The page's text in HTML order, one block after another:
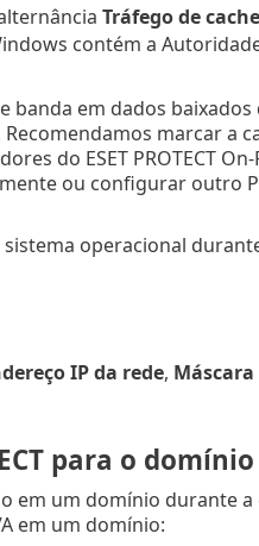
Tráfego de
contém a
banda em dados
marcar a
do ESET PROTECT
ou configurar outro
sistema operacional
IP da rede, Máscara
para o domínio
em um domínio durante
em um domínio: